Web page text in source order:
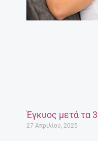
Έγκυος μετά τα
27 Απριλίου, 2025